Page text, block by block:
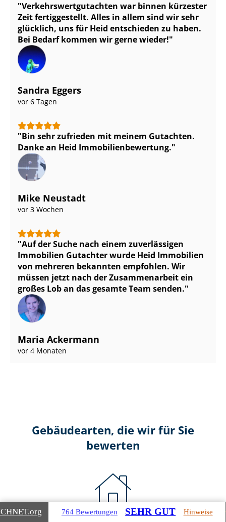
Ver­kehrs­wert­gut­ach­ten war binnen kürzester
Zeit fertiggestellt. Alles in allem sind wir sehr
glücklich, uns für Heid entschieden zu haben.
Bei Bedarf kommen wir gerne wieder!
Sandra Eggers
vor 6 Tagen
Bin sehr zufrieden mit meinem Gutachten.
Danke an Heid Im­mo­bi­li­en­be­wer­tung.
Mike Neustadt
vor 3 Wochen
Auf der Suche nach einem zuverlässigen
Immobilien Gutachter wurde Heid Immobilien
von mehreren bekannten empfohlen. Wir
müssen jetzt nach der Zusammenarbeit ein
großes Lob an das gesamte Team senden.
Maria Ackermann
vor 4 Monaten
Gebäudearten, die wir für Sie
bewerten
.org 764 Bewertungen SEHR GUT Hinweise